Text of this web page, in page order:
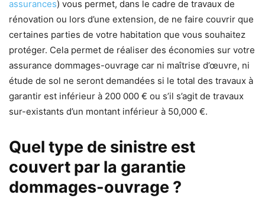
assurances) vous permet, dans le cadre de travaux de
rénovation ou lors d’une extension, de ne faire couvrir que
certaines parties de votre habitation que vous souhaitez
protéger. Cela permet de réaliser des économies sur votre
assurance dommages-ouvrage car ni maîtrise d’œuvre, ni
étude de sol ne seront demandées si le total des travaux à
garantir est inférieur à 200 000 € ou s’il s’agit de travaux
sur-existants d’un montant inférieur à 50,000 €.
Quel type de sinistre est
couvert par la garantie
dommages-ouvrage ?